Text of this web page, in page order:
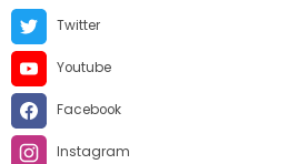
Twitter
Youtube
Facebook
Instagram